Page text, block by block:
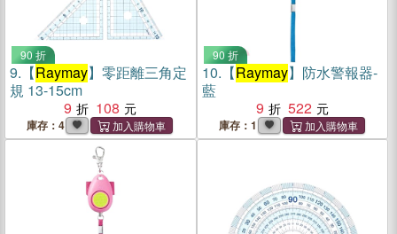
90 折
9. 【Raymay】零距離三角定
規 13-15cm
9
108
庫存：4
90 折
10. 【Raymay】防水警報器-
藍
9
522
庫存：1